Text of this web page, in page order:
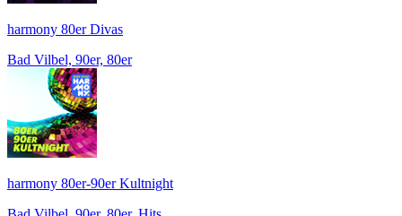
harmony 80er Divas
Bad Vilbel, 90er, 80er
harmony 80er-90er Kultnight